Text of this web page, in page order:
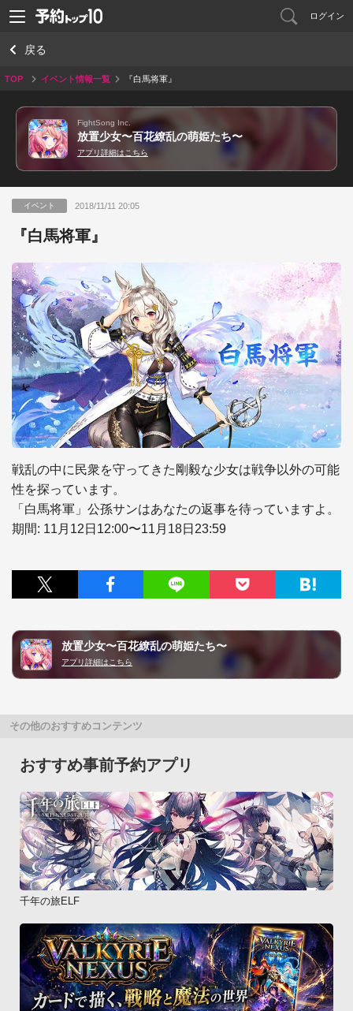
ログイン
戻る
TOP イベント情報一覧 『白馬将軍』
FightSong Inc.
放置少女〜百花繚乱の萌姫たち〜
アプリ詳細はこちら
イベント 2018/11/11 20:05
『白馬将軍』
戦乱の中に民衆を守ってきた剛毅な少女は戦争以外の可能
性を探っています。
「白馬将軍」公孫サンはあなたの返事を待っていますよ。
期間: 11月12日12:00〜11月18日23:59
放置少女〜百花繚乱の萌姫たち〜
アプリ詳細はこちら
その他のおすすめコンテンツ
おすすめ事前予約アプリ
千年の旅ELF